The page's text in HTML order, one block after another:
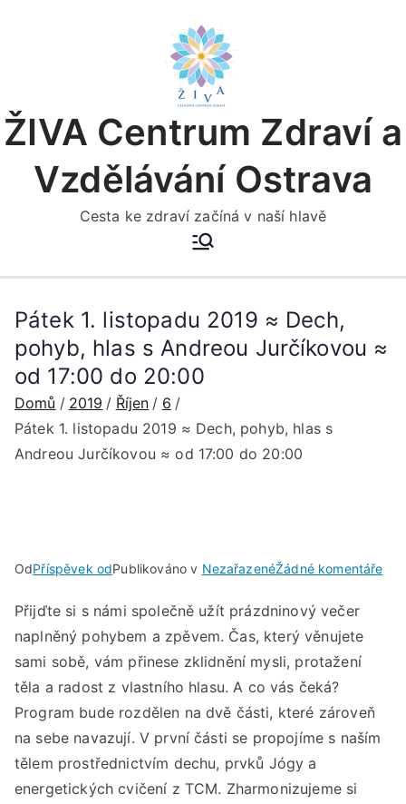
ŽIVA Centrum Zdraví a
Vzdělávání Ostrava
Cesta ke zdraví začíná v naší hlavě
Pátek 1. listopadu 2019 ≈ Dech,
pohyb, hlas s Andreou Jurčíkovou ≈
od 17:00 do 20:00
Domů 2019 Říjen
6
Pátek 1. listopadu 2019 ≈ Dech, pohyb, hlas s
Andreou Jurčíkovou ≈ od 17:00 do 20:00
OdPříspěvek odPublikováno v NezařazenéŽádné komentářeu
Přijďte si s námi společně užít prázdninový večer
naplněný pohybem a zpěvem. Čas, který věnujete
sami sobě, vám přinese zklidnění mysli, protažení
těla a radost z vlastního hlasu. A co vás čeká?
Program bude rozdělen na dvě části, které zároveň
na sebe navazují. V první části se propojíme s naším
tělem prostřednictvím dechu, prvků Jógy a
energetických cvičení z TCM. Zharmonizujeme si